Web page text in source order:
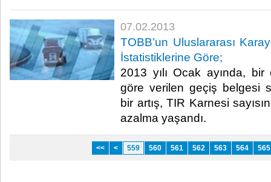
07.02.2013
TOBB’un Uluslararası
İstatistiklerine Göre;
2013 yılı Ocak ayında,
göre verilen geçiş belgesi
bir artış, TIR Karnesi
azalma yaşandı. ​
<< < 559 560 561 562 563 564 565